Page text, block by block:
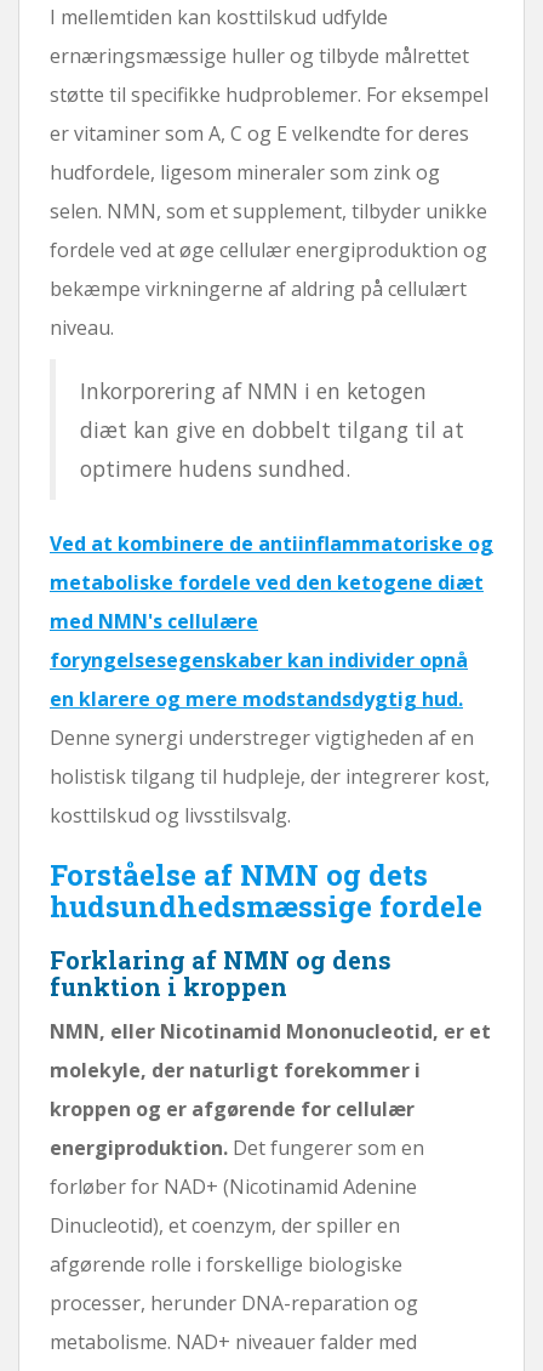
I mellemtiden kan kosttilskud udfylde
ernæringsmæssige huller og tilbyde målrettet
støtte til specifikke hudproblemer. For eksempel
er vitaminer som A, C og E velkendte for deres
hudfordele, ligesom mineraler som zink og
selen. NMN, som et supplement, tilbyder unikke
fordele ved at øge cellulær energiproduktion og
bekæmpe virkningerne af aldring på cellulært
niveau.
Inkorporering af NMN i en ketogen
diæt kan give en dobbelt tilgang til at
optimere hudens sundhed.
Ved at kombinere de antiinflammatoriske og
metaboliske fordele ved den ketogene diæt
med NMN's cellulære
foryngelsesegenskaber kan individer opnå
en klarere og mere modstandsdygtig hud.
Denne synergi understreger vigtigheden af ​​en
holistisk tilgang til hudpleje, der integrerer kost,
kosttilskud og livsstilsvalg.
Forståelse af NMN og dets
hudsundhedsmæssige fordele
Forklaring af NMN og dens
funktion i kroppen
NMN, eller Nicotinamid Mononucleotid, er et
molekyle, der naturligt forekommer i
kroppen og er afgørende for cellulær
energiproduktion. Det fungerer som en
forløber for NAD+ (Nicotinamid Adenine
Dinucleotid), et coenzym, der spiller en
afgørende rolle i forskellige biologiske
processer, herunder DNA-reparation og
metabolisme. NAD+ niveauer falder med